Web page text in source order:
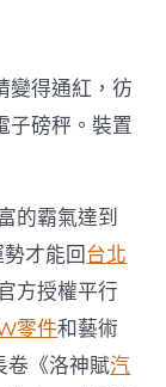
變得通紅，彷
子磅秤。裝置
的霸氣達到
才能回台北
方授權平行
零件和藝術
卷《洛神賦汽